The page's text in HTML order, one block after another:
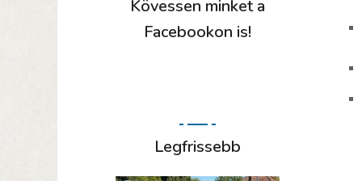
Kövessen minket a
Facebookon is!
Legfrissebb